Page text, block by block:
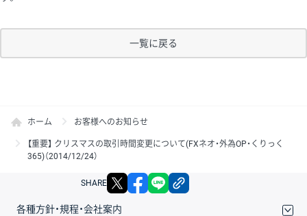
一覧に戻る
ホーム お客様へのお知らせ
【重要】 クリスマスの取引時間変更について(FXネオ・外為OP・くりっく
365)（2014/12/24）
SHARE X facebook
各種方針・規程・会社案内